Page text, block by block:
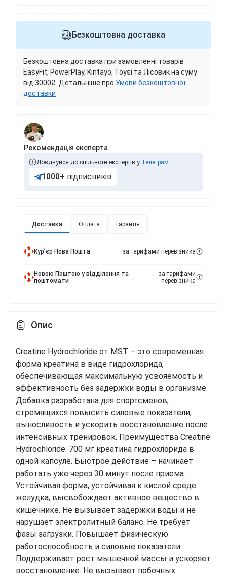
Доставка Оплата Гарантія
Курʼєр Нова Пошта за тарифами перевізника
Новою Поштою у відділення та
поштомати
за тарифами
перевізника
Безкоштовна доставка
Безкоштовна доставка при замовленні товарів
EasyFit, PowerPlay, Kintayo, Toysi та Лісовик на суму
від 3000₴. Детальніше про Умови безкоштовної
доставки
Рекомендація експерта
Доєднуйся до спільноти експертів у Телеграм
1000+ підписників
Опис
Creatine Hydrochloride от MST – это современная
форма креатина в виде гидрохлорида,
обеспечивающая максимальную усвояемость и
эффективность без задержки воды в организме.
Добавка разработана для спортсменов,
стремящихся повысить силовые показатели,
выносливость и ускорить восстановление после
интенсивных тренировок. Преимущества Creatine
Hydrochloride: 700 мг креатина гидрохлорида в
одной капсуле. Быстрое действие – начинает
работать уже через 30 минут после приема.
Устойчивая форма, устойчивая к кислой среде
желудка, высвобождает активное вещество в
кишечнике. Не вызывает задержки воды и не
нарушает электролитный баланс. Не требует
фазы загрузки. Повышает физическую
работоспособность и силовые показатели.
Поддерживает рост мышечной массы и ускоряет
восстановление. Не вызывает побочных